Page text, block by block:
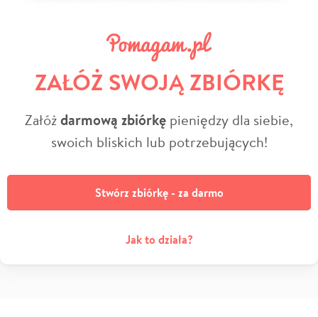
ZAŁÓŻ SWOJĄ ZBIÓRKĘ
Załóżdarmową zbiórkę pieniędzy dla siebie,
swoich bliskich lub potrzebujących!
Stwórz zbiórkę - za darmo
Jak to działa?